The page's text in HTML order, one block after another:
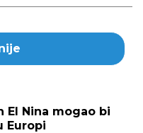
El Nina mogao bi
Europi